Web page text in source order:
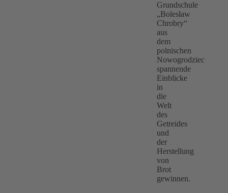
Grundschule
„Bolesław
Chrobry“
aus
dem
polnischen
Nowogrodziec
spannende
Einblicke
in
die
Welt
des
Getreides
und
der
Herstellung
von
Brot
gewinnen.